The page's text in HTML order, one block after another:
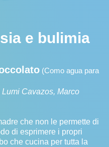
e bulimia
(Como agua para
Lumi Cavazos, Marco
che non le permette di
di esprimere i propri
che cucina per tutta la